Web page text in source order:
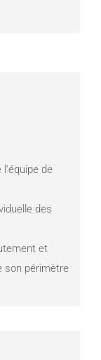
de
des
et
son périmètre